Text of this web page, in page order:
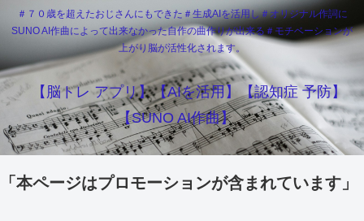
＃７０歳を超えたおじさんにもできた＃生成AIを活用し＃オリジナル作詞に
SUNO AI作曲によって出来なかった自作の曲作りが出来る＃モチベーションが
上がり脳が活性化されます。
【脳トレ アプリ】【AIを活用】【認知症 予防】
【SUNO AI作曲】
「本ページはプロモーションが含まれています」